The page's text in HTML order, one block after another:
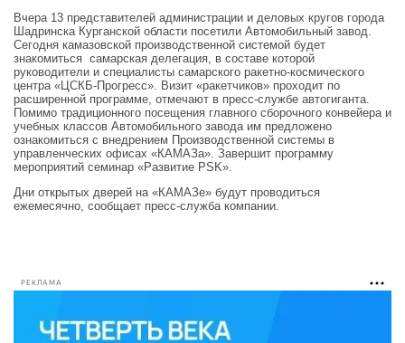
Вчера 13 представителей администрации и деловых кругов города
Шадринска Курганской области посетили Автомобильный завод.
Сегодня камазовской производственной системой будет
знакомиться самарская делегация, в составе которой
руководители и специалисты самарского ракетно-космического
центра «ЦСКБ-Прогресс». Визит «ракетчиков» проходит по
расширенной программе, отмечают в пресс-службе автогиганта.
Помимо традиционного посещения главного сборочного конвейера и
учебных классов Автомобильного завода им предложено
ознакомиться с внедрением Производственной системы в
управленческих офисах «КАМАЗа». Завершит программу
мероприятий семинар «Развитие PSK».
Дни открытых дверей на «КАМАЗе» будут проводиться
ежемесячно, сообщает пресс-служба компании.
РЕКЛАМА